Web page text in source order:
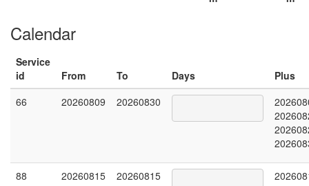
Calendar
Service
id
From To Days
Plus
66
20260809 20260830
88 20260815 20260815